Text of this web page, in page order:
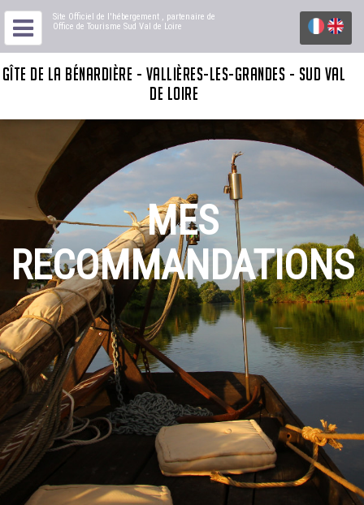
Site Officiel de l'hébergement , partenaire de
Office de Tourisme Sud Val de Loire
GÎTE DE LA BÉNARDIÈRE - VALLIÈRES-LES-GRANDES - SUD VAL
DE LOIRE
MES
RECOMMANDATIONS